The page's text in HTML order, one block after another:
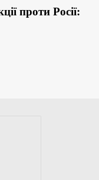
проти Росії: